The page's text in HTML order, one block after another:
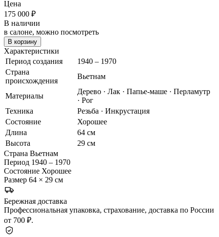
Цена
175 000 ₽
В наличии
в салоне, можно посмотреть
В корзину
Характеристики
Период создания
1940 – 1970
Страна
происхождения
Вьетнам
Материалы
Дерево · Лак · Папье-маше · Перламутр
· Рог
Техника
Резьба · Инкрустация
Состояние
Хорошее
Длина
64 см
Высота
29 см
Страна Вьетнам
Период 1940 – 1970
Состояние Хорошее
Размер 64 × 29 см
Бережная доставка
Профессиональная упаковка, страхование, доставка по России
от 700 ₽.